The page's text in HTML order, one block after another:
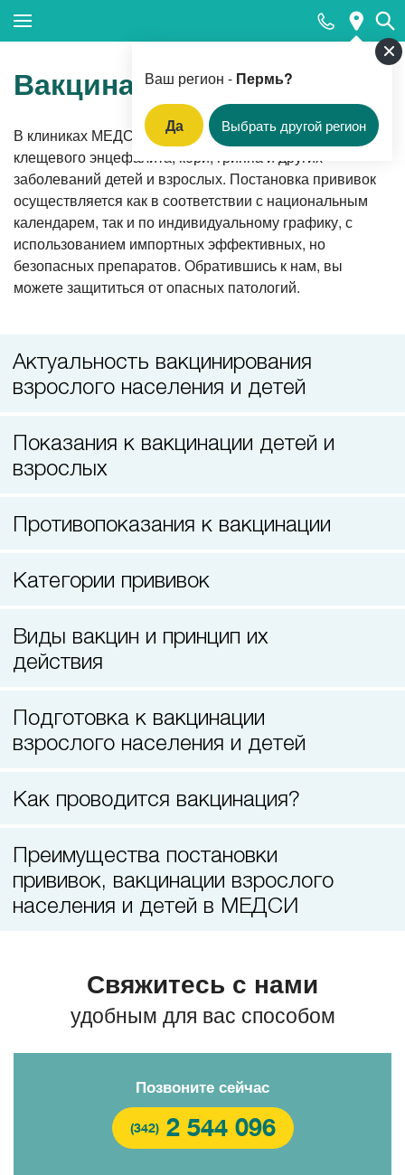
Ваш регион - Пермь?
Да Выбрать другой регион
Популярные запросы
Прием педиатра
МРТ
КТ
Прием гинеколога
Приём врача-стоматолога
Вакцинация
В клиниках МЕДСИ в Перми проводится вакцинация от
клещевого энцефалита, кори, гриппа и других
заболеваний детей и взрослых. Постановка прививок
осуществляется как в соответствии с национальным
календарем, так и по индивидуальному графику, с
использованием импортных эффективных, но
безопасных препаратов. Обратившись к нам, вы
можете защититься от опасных патологий.
Актуальность вакцинирования
взрослого населения и детей
Показания к вакцинации детей и
взрослых
Противопоказания к вакцинации
Категории прививок
Виды вакцин и принцип их
действия
Подготовка к вакцинации
взрослого населения и детей
Как проводится вакцинация?
Преимущества постановки
прививок, вакцинации взрослого
населения и детей в МЕДСИ
Свяжитесь с нами
удобным для вас способом
Позвоните сейчас
(342) 2 544 096